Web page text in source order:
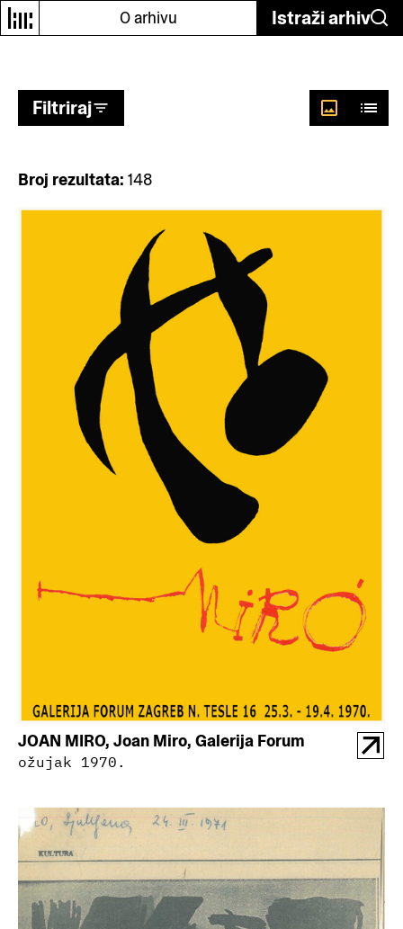
O arhivu Istraži arhiv
Filtriraj
Broj rezultata: 148
JOAN MIRO, Joan Miro, Galerija Forum
ožujak 1970.
Odaberi autore